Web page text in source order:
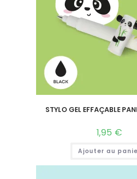
STYLO GEL EFFAÇABLE
1,95 €
Ajouter au